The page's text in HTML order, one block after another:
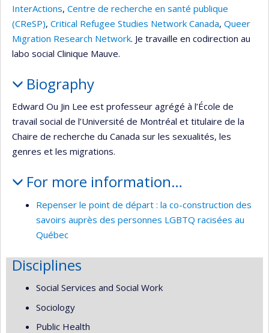
InterActions, Centre de recherche en santé publique
(CReSP), Critical Refugee Studies Network Canada, Queer
Migration Research Network. Je travaille en codirection au
labo social Clinique Mauve.
Biography
Edward Ou Jin Lee est professeur agrégé à l’École de
travail social de l’Université de Montréal et titulaire de la
Chaire de recherche du Canada sur les sexualités, les
genres et les migrations.
For more information…
Repenser le point de départ : la co-construction des
savoirs auprès des personnes LGBTQ racisées au
Québec
Disciplines
Social Services and Social Work
Sociology
Public Health